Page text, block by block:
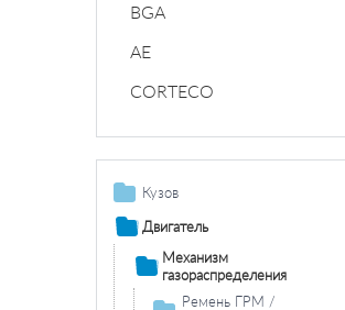
BGA
AE
CORTECO
Кузов
Остекление /
Зеркала
Крышки/капоты/
двери/люк
крыши/складная
Двигатель
Механизм
газораспределения
Ремень ГРМ /